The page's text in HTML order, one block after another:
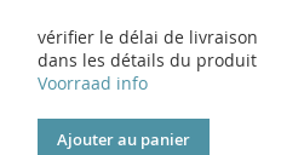
vérifier le délai de livraison
dans les détails du produit
Voorraad info
Ajouter au panier